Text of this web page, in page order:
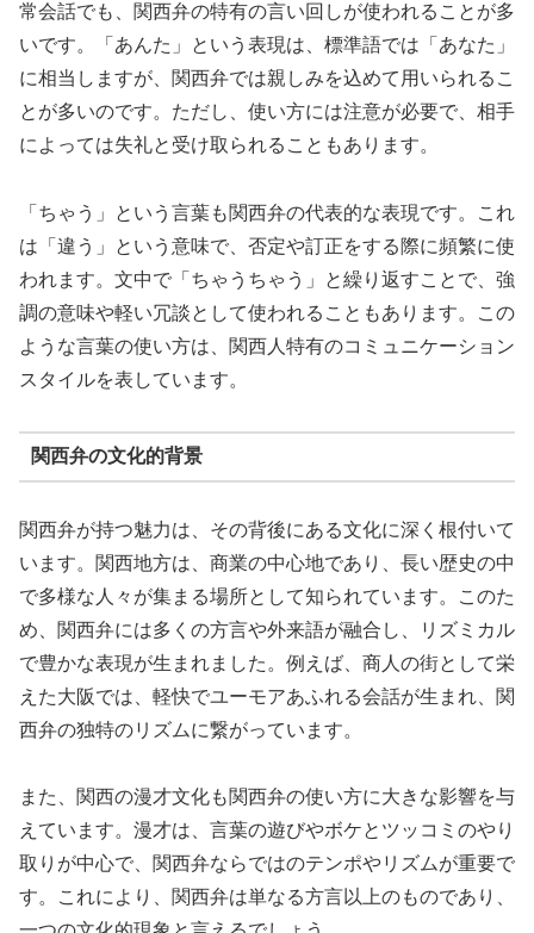
常会話でも、関西弁の特有の言い回しが使われることが多
いです。「あんた」という表現は、標準語では「あなた」
に相当しますが、関西弁では親しみを込めて用いられるこ
とが多いのです。ただし、使い方には注意が必要で、相手
によっては失礼と受け取られることもあります。
「ちゃう」という言葉も関西弁の代表的な表現です。これ
は「違う」という意味で、否定や訂正をする際に頻繁に使
われます。文中で「ちゃうちゃう」と繰り返すことで、強
調の意味や軽い冗談として使われることもあります。この
ような言葉の使い方は、関西人特有のコミュニケーション
スタイルを表しています。
関西弁の文化的背景
関西弁が持つ魅力は、その背後にある文化に深く根付いて
います。関西地方は、商業の中心地であり、長い歴史の中
で多様な人々が集まる場所として知られています。このた
め、関西弁には多くの方言や外来語が融合し、リズミカル
で豊かな表現が生まれました。例えば、商人の街として栄
えた大阪では、軽快でユーモアあふれる会話が生まれ、関
西弁の独特のリズムに繋がっています。
また、関西の漫才文化も関西弁の使い方に大きな影響を与
えています。漫才は、言葉の遊びやボケとツッコミのやり
取りが中心で、関西弁ならではのテンポやリズムが重要で
す。これにより、関西弁は単なる方言以上のものであり、